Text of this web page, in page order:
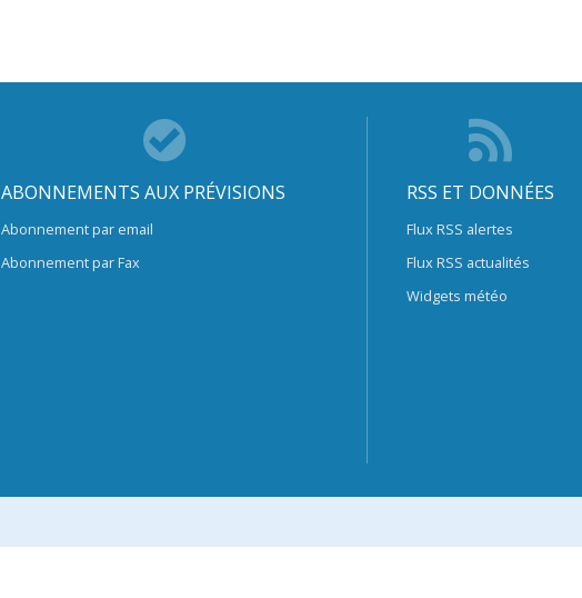
ABONNEMENTS AUX PRÉVISIONS
Abonnement par email
Abonnement par Fax
RSS ET DONNÉES
Flux RSS alertes
Flux RSS actualités
Widgets météo